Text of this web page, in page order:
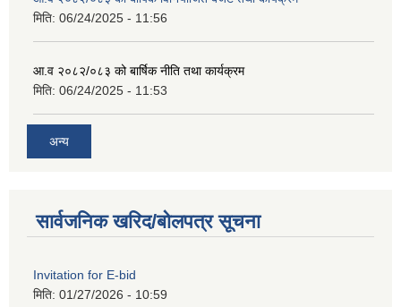
मिति: 06/24/2025 - 11:56
आ.व २०८२/०८३ को बार्षिक नीति तथा कार्यक्रम
मिति: 06/24/2025 - 11:53
अन्य
सार्वजनिक खरिद/बोलपत्र सूचना
Invitation for E-bid
मिति: 01/27/2026 - 10:59